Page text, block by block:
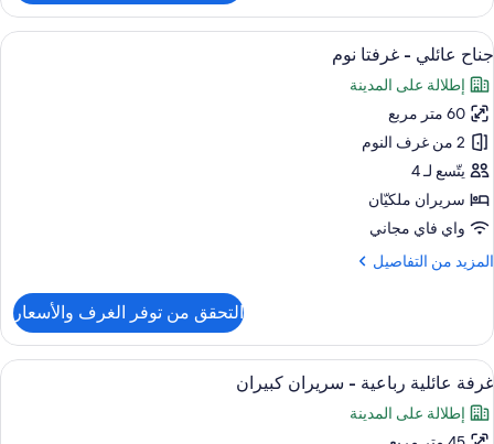
غرفة
فاخرة.
استعراض
جميع
صور
جناح
عائلي
-
غرفتا
نوم
5
جناح عائلي - غرفتا نوم
إطلالة على المدينة
60 متر مربع
2 من غرف النوم
يتّسع لـ 4
سريران ملكيّان
واي فاي مجاني
المزيد من التفاصيل
المزيد
جناح
عائلي
-
غرفتا
نوم
التحقق من توفر الغرف والأسعار
استعراض
جميع
صور
5
غرفة عائلية رباعية - سريران كبيران
إطلالة على المدينة